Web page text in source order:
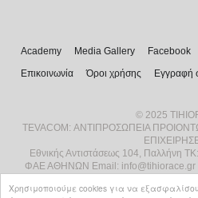
Χρησιμοποιούμε cookies για να
Academy Media Gallery Facebook
Επικοινωνία
Όροι χρήσης Εγγραφή
© 2025
ΤΕVACOM: ΑΝΤΙΠΡΟΣΩΠΕΙΑ
Εθνικής Αντιστάσεως 104, Παλλήνη
ΦΑΕ ΑΘΗΝΩΝ Email: info@tihiorace.gr